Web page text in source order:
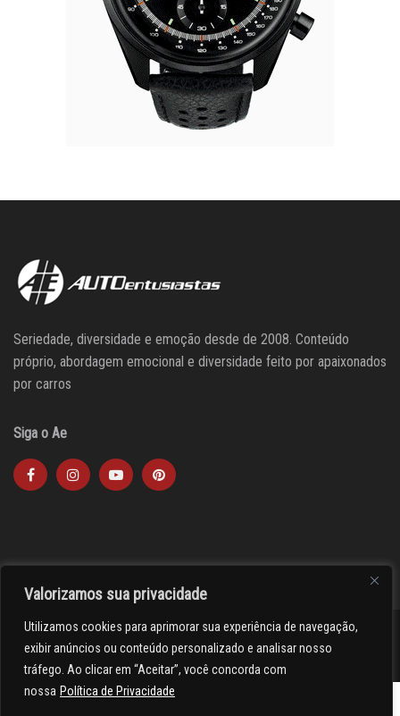
Valorizamos sua privacidade
Utilizamos cookies para aprimorar sua experiência de navegação,
exibir anúncios ou conteúdo personalizado e analisar nosso
tráfego. Ao clicar em “Aceitar”, você concorda com
nossa Política de Privacidade
Seriedade, diversidade e emoção desde de 2008. Conteúdo
próprio, abordagem emocional e diversidade feito por apaixonados
por carros
Siga o Ae
><(((º> 17